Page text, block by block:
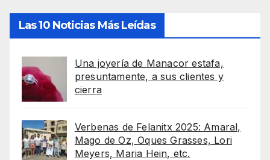
Las 10 Noticias Más Leídas
Una joyería de Manacor estafa,
presuntamente, a sus clientes y
cierra
Verbenas de Felanitx 2025: Amaral,
Mago de Oz, Oques Grasses, Lori
Meyers, Maria Hein, etc.